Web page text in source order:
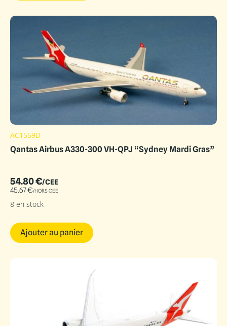
AC1559D
Qantas Airbus A330-300 VH-QPJ “Sydney Mardi Gras”
54.80€/CEE
45.67€/HORS CEE
8 en stock
Ajouter au panier